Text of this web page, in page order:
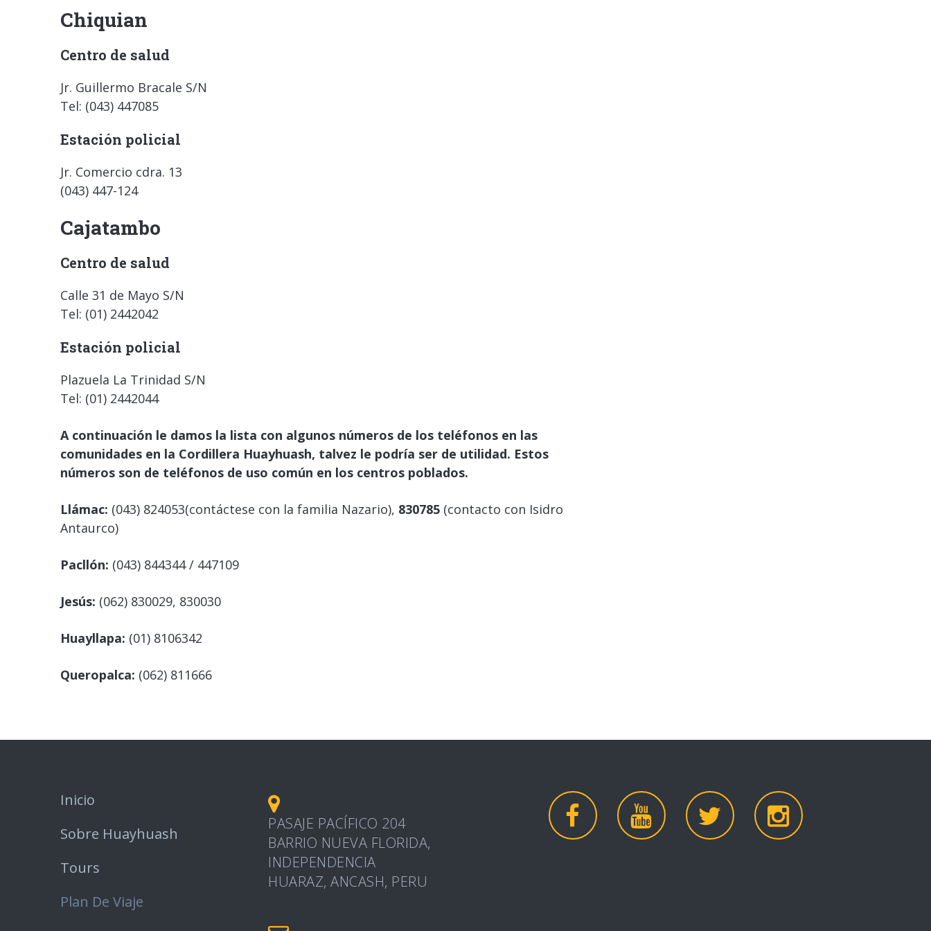
Chiquian
Centro de salud
Jr. Guillermo Bracale S/N
Tel: (043) 447085
Estación policial
Jr. Comercio cdra. 13
(043) 447-124
Cajatambo
Centro de salud
Calle 31 de Mayo S/N
Tel: (01) 2442042
Estación policial
Plazuela La Trinidad S/N
Tel: (01) 2442044
A continuación le damos la lista con algunos números de los teléfonos en las
comunidades en la Cordillera Huayhuash, talvez le podría ser de utilidad. Estos
números son de teléfonos de uso común en los centros poblados.
Llámac: (043) 824053(contáctese con la familia Nazario), 830785 (contacto con Isidro
Antaurco)
Pacllón: (043) 844344 / 447109
Jesús: (062) 830029, 830030
Huayllapa: (01) 8106342
Queropalca: (062) 811666
Inicio
Sobre Huayhuash
Tours
Plan De Viaje
PASAJE PACÍFICO 204
BARRIO NUEVA FLORIDA,
INDEPENDENCIA
HUARAZ, ANCASH, PERU